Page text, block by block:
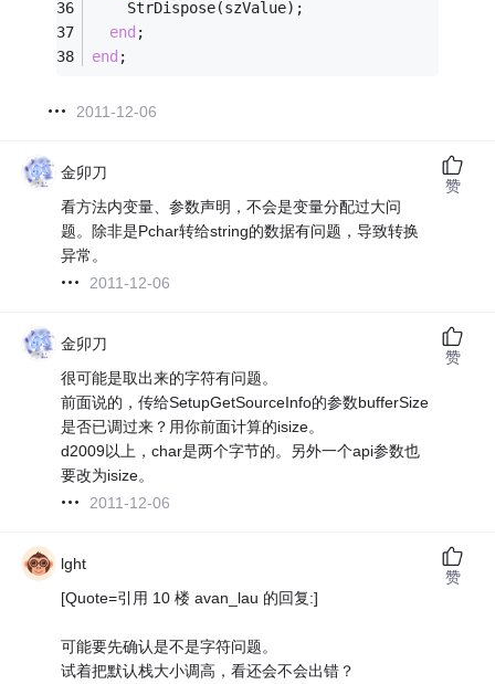
    StrDispose(szValue);
end ;
end ;
2011-12-06
金卯刀
看方法内变量、参数声明，不会是变量分配过大问
题。除非是Pchar转给string的数据有问题，导致转换
异常。
2011-12-06
赞
金卯刀
很可能是取出来的字符有问题。
前面说的，传给SetupGetSourceInfo的参数bufferSize
是否已调过来？用你前面计算的isize。
d2009以上，char是两个字节的。另外一个api参数也
要改为isize。
2011-12-06
赞
lght
[Quote=引用 10 楼 avan_lau 的回复:]
可能要先确认是不是字符问题。
试着把默认栈大小调高，看还会不会出错？
赞